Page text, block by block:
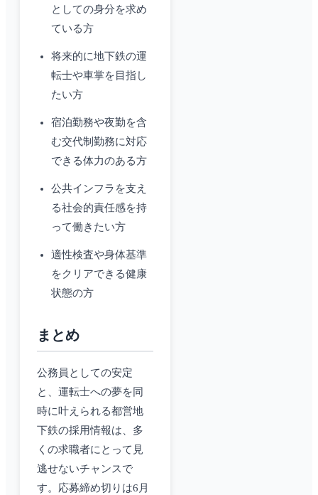
としての身分を求め
ている方
将来的に地下鉄の運
転士や車掌を目指し
たい方
宿泊勤務や夜勤を含
む交代制勤務に対応
できる体力のある方
公共インフラを支え
る社会的責任感を持
って働きたい方
適性検査や身体基準
をクリアできる健康
状態の方
まとめ
公務員としての安定
と、運転士への夢を同
時に叶えられる都営地
下鉄の採用情報は、多
くの求職者にとって見
逃せないチャンスで
す。応募締め切りは6月